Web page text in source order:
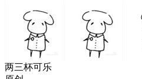
两三杯可乐